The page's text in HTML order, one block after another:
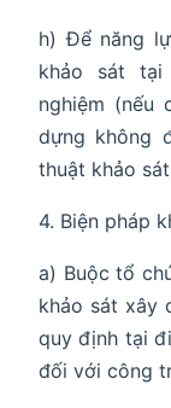
h) Để năng
khảo sát
nghiệm (nếu
dựng không
thuật khảo
4. Biện pháp
a) Buộc tổ
khảo sát xây
quy định tại
đối với công